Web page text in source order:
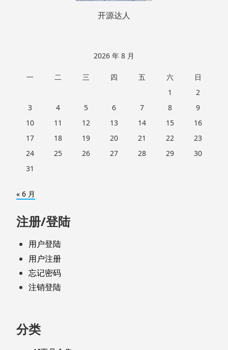
开源达人
2026 年 8 月
一 二 三 四 五 六
日
1
2
3
4 5 6 7 8
9
10
11 12 13 14 15
16
17
18 19 20 21 22
23
24
25 26 27 28 29
30
31
« 6 月
注册/登陆
用户登陆
用户注册
忘记密码
注销登陆
分类